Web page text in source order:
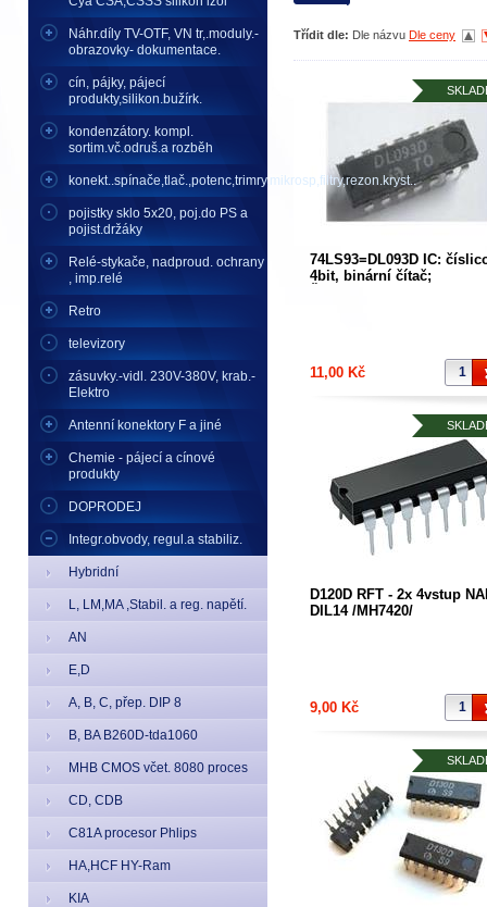
Náhr.díly TV-OTF, VN tr,.moduly.-
obrazovky- dokumentace.
cín, pájky, pájecí
produkty,silikon.bužírk.
kondenzátory. kompl.
sortim.vč.odruš.a rozběh
konekt..spínače,tlač.,potenc,trimry,mikrosp,filtry,rezon.kryst..
pojistky sklo 5x20, poj.do PS a
pojist.držáky
Relé-stykače, nadproud. ochrany
, imp.relé
Retro
televizory
zásuvky.-vidl. 230V-380V, krab.-
Elektro
Antenní konektory F a jiné
Chemie - pájecí a cínové
produkty
DOPRODEJ
Integr.obvody, regul.a stabiliz.
Hybridní
L, LM,MA ,Stabil. a reg. napětí.
AN
E,D
A, B, C, přep. DIP 8
B, BA B260D-tda1060
MHB CMOS včet. 8080 proces
CD, CDB
C81A procesor Phlips
HA,HCF HY-Ram
KIA
Třídit dle: Dle názvu Dle ceny
74LS93=DL093D IC:
4bit, binární čítač;
11,00 Kč
D120D RFT - 2x 4vstup
DIL14 /MH7420/
9,00 Kč